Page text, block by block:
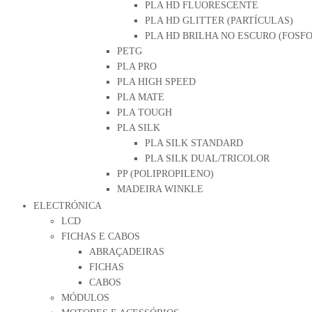
PLA HD FLUORESCENTE
PLA HD GLITTER (PARTÍCULAS)
PLA HD BRILHA NO ESCURO
PETG
PLA PRO
PLA HIGH SPEED
PLA MATE
PLA TOUGH
PLA SILK
PLA SILK STANDARD
PLA SILK DUAL/TRICOLOR
PP (POLIPROPILENO)
MADEIRA WINKLE
ELECTRÓNICA
LCD
FICHAS E CABOS
ABRAÇADEIRAS
FICHAS
CABOS
MÓDULOS